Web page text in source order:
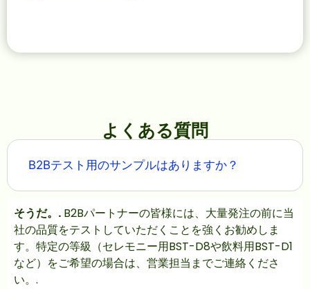
よくある質問
B2Bテスト用のサンプルはありますか？
そうだ。. B2Bパートナーの皆様には、大量発注の前に当
社の品質をテストしていただくことを強くお勧めしま
す。特定の等級（セレモニー用BST-D8や飲料用BST-D1
など）をご希望の場合は、営業担当までご連絡くださ
い。.